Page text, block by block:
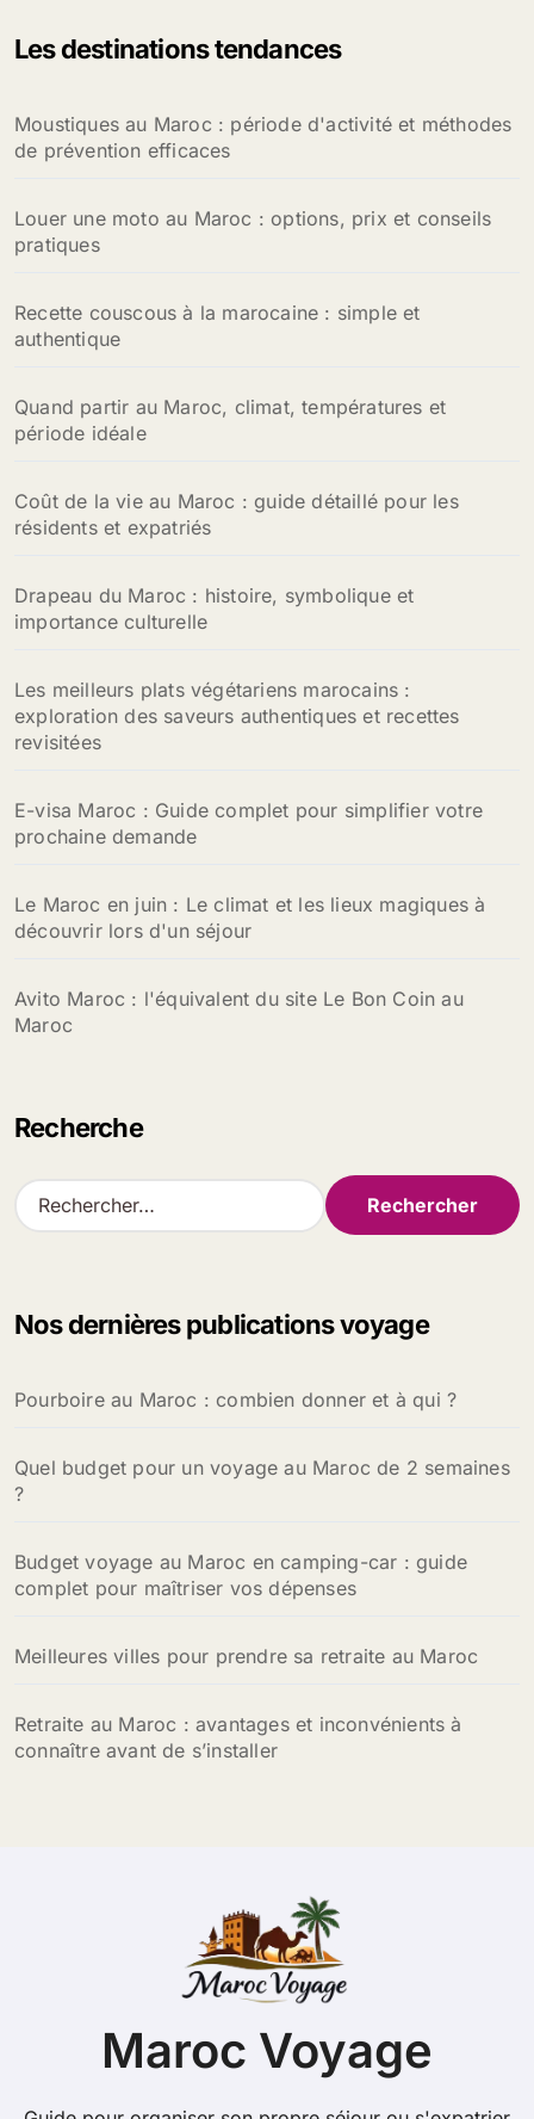
Les destinations tendances
Moustiques au Maroc : période d'activité et méthodes
de prévention efficaces
Louer une moto au Maroc : options, prix et conseils
pratiques
Recette couscous à la marocaine : simple et
authentique
Quand partir au Maroc, climat, températures et
période idéale
Coût de la vie au Maroc : guide détaillé pour les
résidents et expatriés
Drapeau du Maroc : histoire, symbolique et
importance culturelle
Les meilleurs plats végétariens marocains :
exploration des saveurs authentiques et recettes
revisitées
E-visa Maroc : Guide complet pour simplifier votre
prochaine demande
Le Maroc en juin : Le climat et les lieux magiques à
découvrir lors d'un séjour
Avito Maroc : l'équivalent du site Le Bon Coin au
Maroc
Recherche
R
e
r
e
:
Nos dernières publications voyage
Pourboire au Maroc : combien donner et à qui ?
Quel budget pour un voyage au Maroc de 2 semaines
?
Budget voyage au Maroc en camping-car : guide
complet pour maîtriser vos dépenses
Meilleures villes pour prendre sa retraite au Maroc
Retraite au Maroc : avantages et inconvénients à
connaître avant de s’installer
Maroc Voyage